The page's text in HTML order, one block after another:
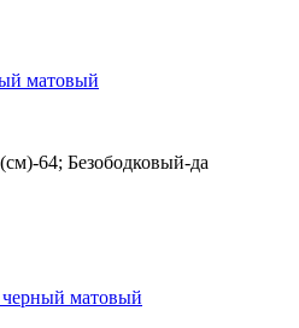
матовый
64; Безободковый-да